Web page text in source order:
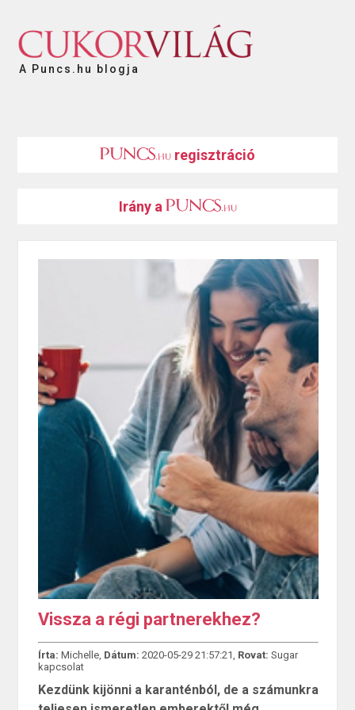
A Puncs.hu blogja
regisztráció
Irány a
Vissza a régi partnerekhez?
Írta: Michelle, Dátum: 2020-05-29 21:57:21, Rovat: Sugar
kapcsolat
Kezdünk kijönni a karanténból, de a számunkra